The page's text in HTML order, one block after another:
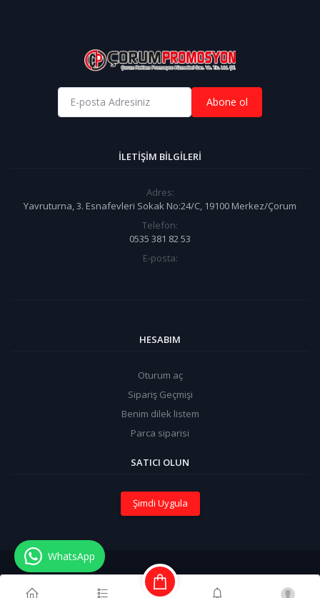
Abone ol
İLETIŞIM BILGILERI
Adres:
Yavruturna, 3. Esnafevleri Sokak No:24/C, 19100 Merkez/Çorum
Telefon:
0535 381 82 53
E-posta:
HESABIM
Oturum aç
Sipariş Geçmişi
Benim dilek listem
Parca siparisi
SATICI OLUN
Şimdi Uygula
WhatsApp